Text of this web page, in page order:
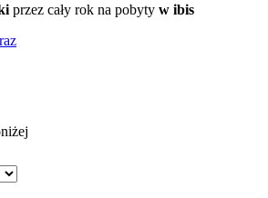
przez cały rok na pobyty w ibis